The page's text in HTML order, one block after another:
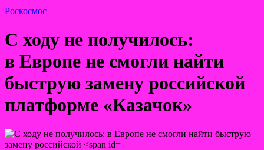
Роскосмос
С ходу не получилось:
в Европе не смогли найти
быструю замену российской
платформе «Казачок»